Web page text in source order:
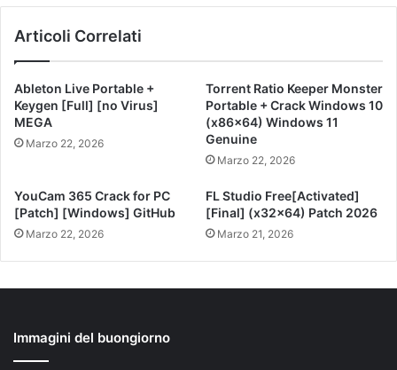
Articoli Correlati
Ableton Live Portable +
Keygen [Full] [no Virus]
MEGA
Marzo 22, 2026
Torrent Ratio Keeper Monster
Portable + Crack Windows 10
(x86x64) Windows 11
Genuine
Marzo 22, 2026
YouCam 365 Crack for PC
[Patch] [Windows] GitHub
Marzo 22, 2026
FL Studio Free[Activated]
[Final] (x32x64) Patch 2026
Marzo 21, 2026
Immagini del buongiorno